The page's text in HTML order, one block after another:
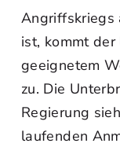
Angriffskriegs
ist, kommt
geeignetem
zu. Die
Regierung
laufenden